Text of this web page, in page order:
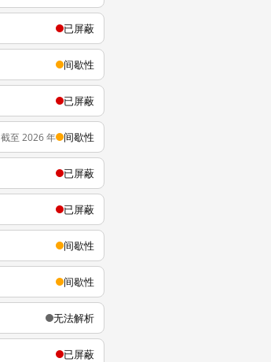
已屏蔽
间歇性
已屏蔽
截至 2026 年 间歇性
已屏蔽
已屏蔽
间歇性
间歇性
无法解析
已屏蔽